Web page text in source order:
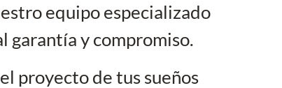
equipo especializado
garantía y compromiso.
proyecto de tus sueños